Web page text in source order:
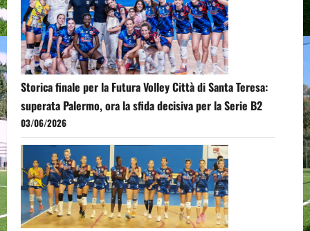
Storica finale per la Futura Volley Città di Santa Teresa:
superata Palermo, ora la sfida decisiva per la Serie B2
03/06/2026